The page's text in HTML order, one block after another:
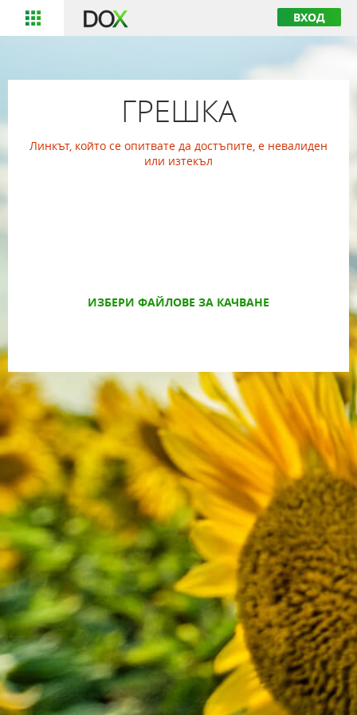
ВХОД
ГРЕШКА
Линкът, който се опитвате да достъпите, е невалиден
или изтекъл
ИЗБЕРИ ФАЙЛОВЕ ЗА КАЧВАНЕ